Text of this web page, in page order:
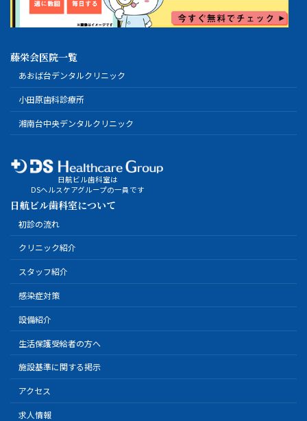
藤栄会医院一覧
あおば台デンタルクリニック
小田原歯科診療所
湘南台中央デンタルクリニック
日航ビル歯科室は
DSヘルスケアグループの一員です
日航ビル歯科室について
初診の流れ
クリニック紹介
スタッフ紹介
感染症対策
設備紹介
生活保護受給者の方へ
施設基準に関する掲示
アクセス
求人情報